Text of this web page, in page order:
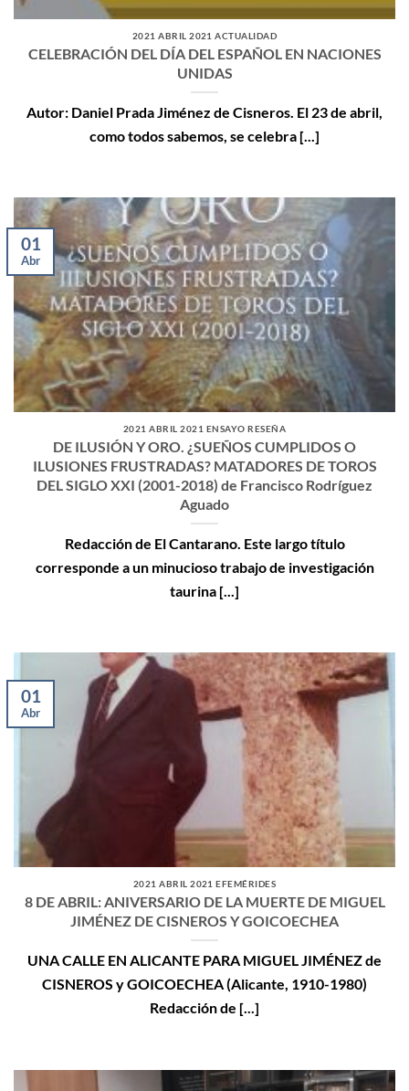
2021 ABRIL 2021 ACTUALIDAD
CELEBRACIÓN DEL DÍA DEL ESPAÑOL EN NACIONES
UNIDAS
Autor: Daniel Prada Jiménez de Cisneros. El 23 de abril,
como todos sabemos, se celebra [...]
2021 ABRIL 2021 ENSAYO RESEÑA
DE ILUSIÓN Y ORO. ¿SUEÑOS CUMPLIDOS O
ILUSIONES FRUSTRADAS? MATADORES DE TOROS
DEL SIGLO XXI (2001-2018) de Francisco Rodríguez
Aguado
Redacción de El Cantarano. Este largo título
corresponde a un minucioso trabajo de investigación
taurina [...]
01
Abr
2021 ABRIL 2021 EFEMÉRIDES
8 DE ABRIL: ANIVERSARIO DE LA MUERTE DE MIGUEL
JIMÉNEZ DE CISNEROS Y GOICOECHEA
UNA CALLE EN ALICANTE PARA MIGUEL JIMÉNEZ de
CISNEROS y GOICOECHEA (Alicante, 1910-1980)
Redacción de [...]
01
Abr